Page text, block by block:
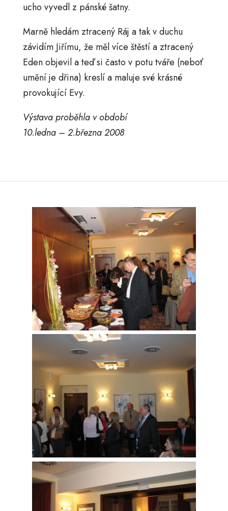
ucho vyvedl z pánské šatny.
Marně hledám ztracený Ráj a tak v duchu
závidím Jiřímu, že měl více štěstí a ztracený
Eden objevil a teď si často v potu tváře (neboť
umění je dřina) kreslí a maluje své krásné
provokující Evy.
Výstava proběhla v období
10.ledna – 2.března 2008